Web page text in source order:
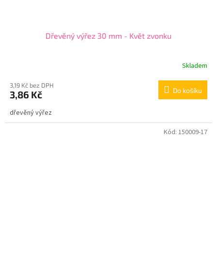
Dřevěný výřez 30 mm - Květ zvonku
Skladem
3,19 Kč bez DPH
3,86 Kč Do košíku
dřevěný výřez
Kód: 150009-17